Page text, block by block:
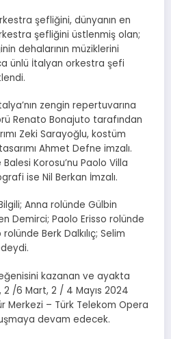
şefliğini, dünyanın en
şefliğini üstlenmiş olan;
dehalarının müziklerini
ünlü İtalyan orkestra şefi
zengin repertuvarına
Renato Bonajuto tarafından
Zeki Sarayoğlu, kostüm
Ahmet Defne imzalı.
Korosu’nu Paolo Villa
ise Nil Berkan İmzalı.
Anna rolünde Gülbin
Demirci; Paolo Erisso rolünde
Berk Dalkılıç; Selim
kazanan ve ayakta
2 /6 Mart, 2 / 4 Mayıs 2024
Merkezi – Türk Telekom Opera
devam edecek.